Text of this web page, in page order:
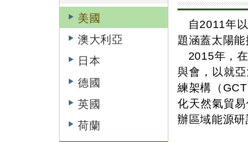
美國
澳大利亞
日本
德國
英國
荷蘭
自2011年
題涵蓋太陽
2015年，
與會，以就
練架構（
化天然氣貿
辦區域能源研